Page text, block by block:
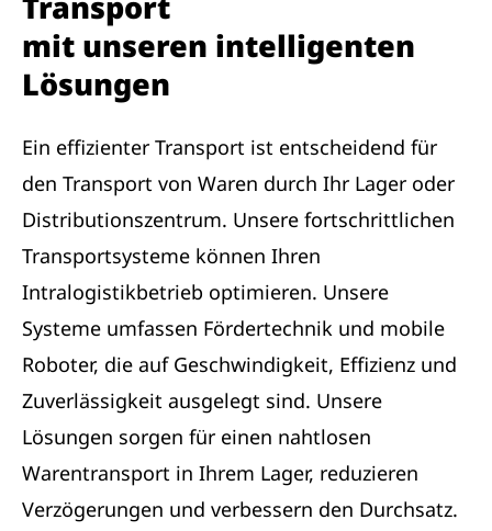
mit unseren intelligenten
Lösungen
Ein effizienter Transport ist entscheidend für
den Transport von Waren durch Ihr Lager oder
Distributionszentrum. Unsere fortschrittlichen
Transportsysteme können Ihren
Intralogistikbetrieb optimieren. Unsere
Systeme umfassen Fördertechnik und mobile
Roboter, die auf Geschwindigkeit, Effizienz und
Zuverlässigkeit ausgelegt sind. Unsere
Lösungen sorgen für einen nahtlosen
Warentransport in Ihrem Lager, reduzieren
Verzögerungen und verbessern den Durchsatz.